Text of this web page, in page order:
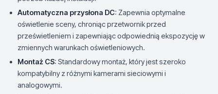
Automatyczna przysłona DC: Zapewnia optymalne
oświetlenie sceny, chroniąc przetwornik przed
prześwietleniem i zapewniając odpowiednią ekspozycję w
zmiennych warunkach oświetleniowych.
Montaż CS: Standardowy montaż, który jest szeroko
kompatybilny z różnymi kamerami sieciowymi i
analogowymi.